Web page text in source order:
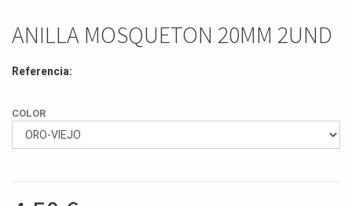
ANILLA MOSQUETON 20MM 2UND
Referencia:
COLOR